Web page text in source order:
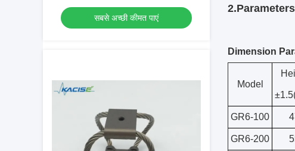
के साथ
सबसे अच्छी कीमत पाएं
2.Parameters
Dimension
Model
GR6-100
GR6-200